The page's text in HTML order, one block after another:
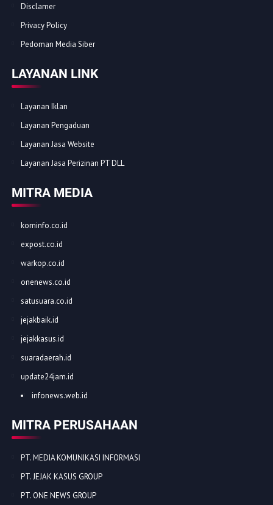
Disclamer
Privacy Policy
Pedoman Media Siber
LAYANAN LINK
Layanan Iklan
Layanan Pengaduan
Layanan Jasa Website
Layanan Jasa Perizinan PT DLL
MITRA MEDIA
kominfo.co.id
expost.co.id
warkop.co.id
onenews.co.id
satusuara.co.id
jejakbaik.id
jejakkasus.id
suaradaerah.id
update24jam.id
infonews.web.id
MITRA PERUSAHAAN
PT. MEDIA KOMUNIKASI INFORMASI
PT. JEJAK KASUS GROUP
PT. ONE NEWS GROUP